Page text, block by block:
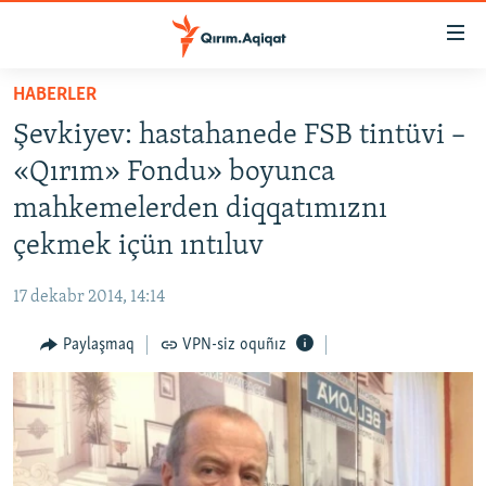
Esas
qaytmaq
Baş
navigatsiyağa
qaytmaq
Qıdıruvğa
HABERLER
SİYASET
İQTİSADİYAT
CEMİYET
İNSAN AQLARI
VİDEO
SÜRET
BLOGLAR
FİKİR
HABERLER
Şevkiyev: hastahanede FSB tintüvi –
«Qırım» Fondu» boyunca
mahkemelerden diqqatımıznı
çekmek içün ıntıluv
17 dekabr 2014, 14:14
Paylaşmaq VPN-siz oquñız